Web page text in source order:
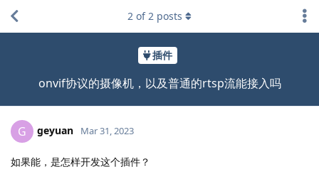
插件
onvif协议的摄像机，以及普通的rtsp流能接入吗
2 of2 posts
G geyuan Mar 31, 2023
如果能，是怎样开发这个插件？